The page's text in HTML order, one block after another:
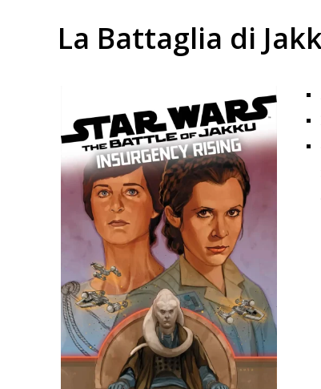
La Battaglia di